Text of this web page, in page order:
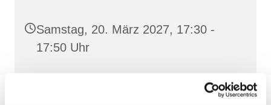
Samstag, 20. März 2027, 17:30 -
17:50 Uhr
Klüschenberg, Katholischer Berg,